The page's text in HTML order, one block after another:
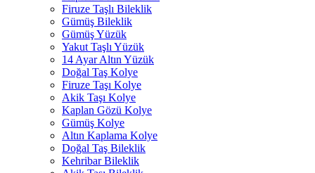
Firuze Taşlı Bileklik
Gümüş Bileklik
Gümüş Yüzük
Yakut Taşlı Yüzük
14 Ayar Altın Yüzük
Doğal Taş Kolye
Firuze Taşı Kolye
Akik Taşı Kolye
Kaplan Gözü Kolye
Gümüş Kolye
Altın Kaplama Kolye
Doğal Taş Bileklik
Kehribar Bileklik